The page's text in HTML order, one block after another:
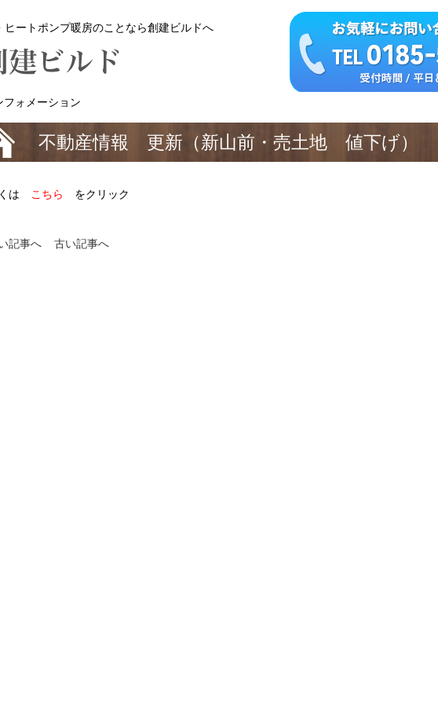
ートポンプ暖房のことなら創建ビルドへ
フォメーション
不動産情報 更新（新山前・売土地 値下げ）
は
こちら をクリック
記事へ 古い記事へ